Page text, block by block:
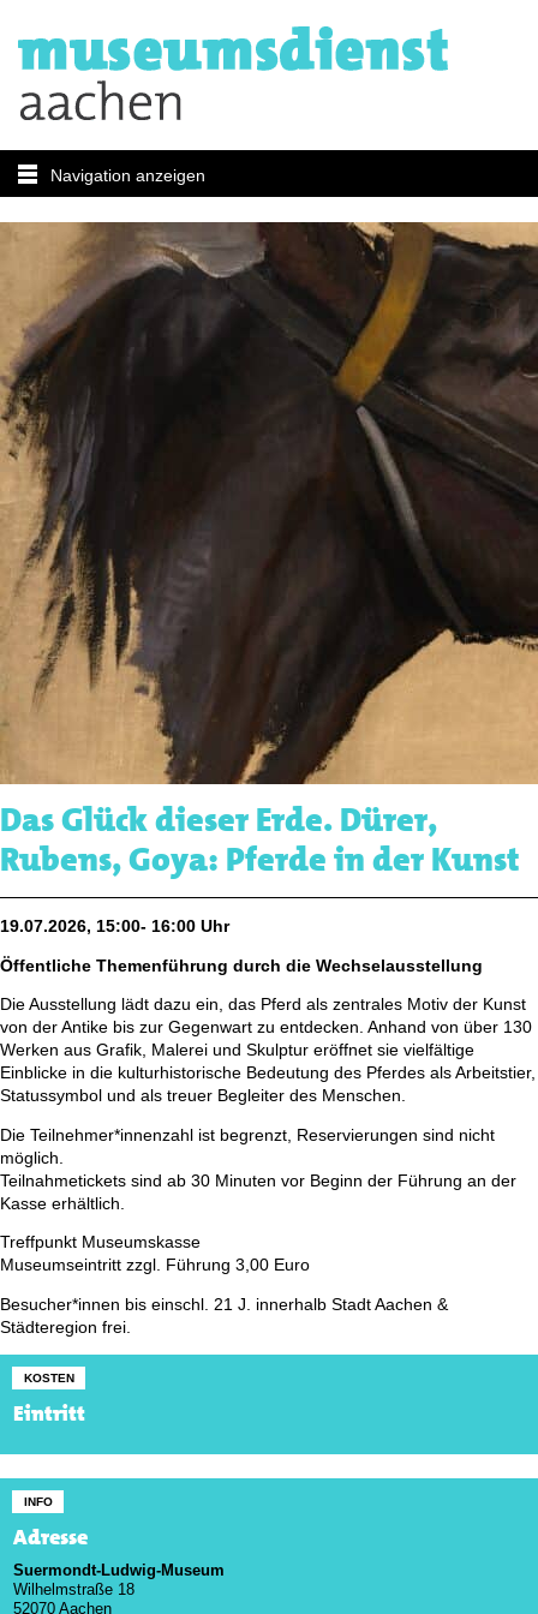
Navigation anzeigen
Das Glück dieser Erde. Dürer,
Rubens, Goya: Pferde in der Kunst
19.07.2026, 15:00- 16:00 Uhr
Öffentliche Themenführung durch die Wechselausstellung
Die Ausstellung lädt dazu ein, das Pferd als zentrales Motiv der Kunst
von der Antike bis zur Gegenwart zu entdecken. Anhand von über 130
Werken aus Grafik, Malerei und Skulptur eröffnet sie vielfältige
Einblicke in die kulturhistorische Bedeutung des Pferdes als Arbeitstier,
Statussymbol und als treuer Begleiter des Menschen.
Die Teilnehmer*innenzahl ist begrenzt, Reservierungen sind nicht
möglich.
Teilnahmetickets sind ab 30 Minuten vor Beginn der Führung an der
Kasse erhältlich.
Treffpunkt Museumskasse
Museumseintritt zzgl. Führung 3,00 Euro
Besucher*innen bis einschl. 21 J. innerhalb Stadt Aachen &
Städteregion frei.
KOSTEN
Eintritt
INFO
Adresse
Suermondt-Ludwig-Museum
Wilhelmstraße 18
52070 Aachen